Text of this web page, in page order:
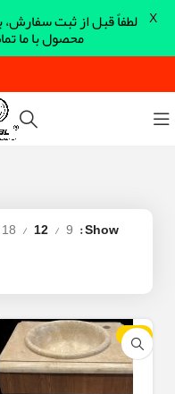
Show
9
12
18
-10%
لطفاً قبل از ثبت
محصول با ما
X